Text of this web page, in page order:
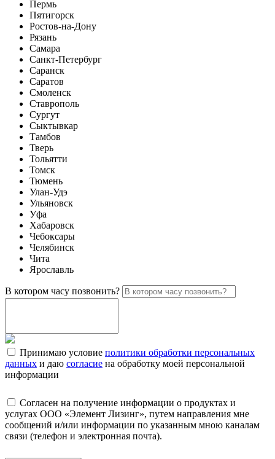
Пермь
Пятигорск
Ростов-на-Дону
Рязань
Самара
Санкт-Петербург
Саранск
Саратов
Смоленск
Ставрополь
Сургут
Сыктывкар
Тамбов
Тверь
Тольятти
Томск
Тюмень
Улан-Удэ
Ульяновск
Уфа
Хабаровск
Чебоксары
Челябинск
Чита
Ярославль
В котором часу позвонить?
Принимаю условие политики обработки персональных
данных и даю согласие на обработку моей персональной
информации
Согласен на получение информации о продуктах и
услугах ООО «Элемент Лизинг», путем направления мне
сообщений и/или информации по указанным мною каналам
связи (телефон и электронная почта).